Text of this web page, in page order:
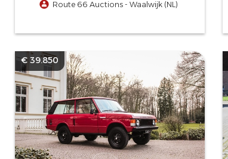
Route 66 Auctions - Waalwijk (NL)
€ 39.850